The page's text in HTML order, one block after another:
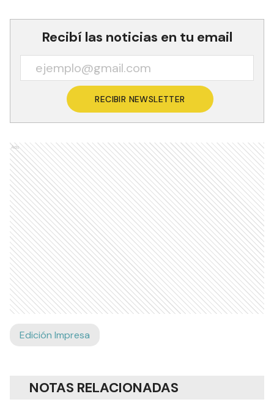
Recibí las noticias en tu email
RECIBIR NEWSLETTER
Ads
Edición Impresa
NOTAS RELACIONADAS